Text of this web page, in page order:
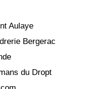
Aulaye
Bergerac
du Dropt